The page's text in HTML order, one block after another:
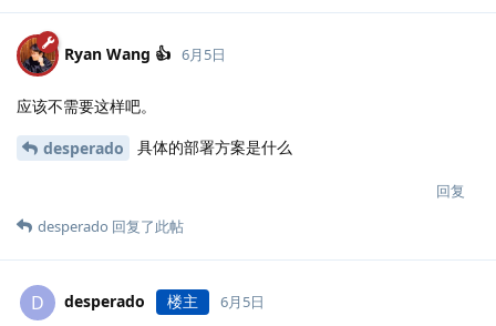
Ryan Wang 👍 6月5日
应该不需要这样吧。
desperado 具体的部署方案是什么
回复
desperado 回复了此帖
D desperado 楼主 6月5日